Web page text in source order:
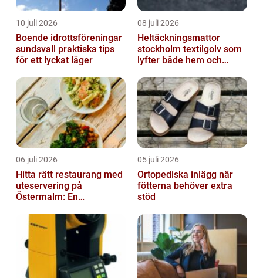
10 juli 2026
Boende idrottsföreningar
sundsvall praktiska tips
för ett lyckat läger
08 juli 2026
Heltäckningsmattor
stockholm textilgolv som
lyfter både hem och
06 juli 2026
Hitta rätt restaurang med
uteservering på
Östermalm: En
i solen
05 juli 2026
Ortopediska inlägg när
fötterna behöver extra
stöd